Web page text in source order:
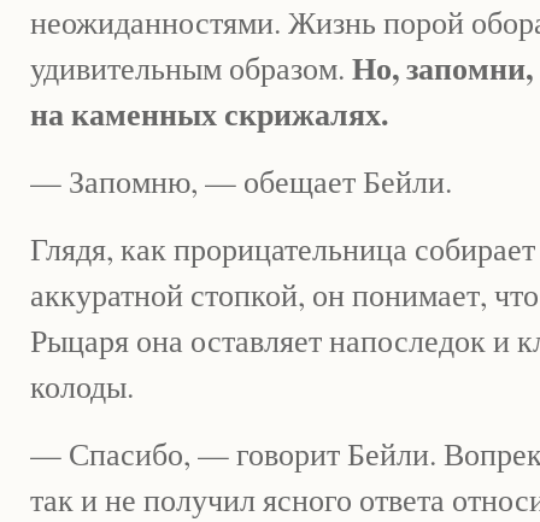
неожиданностями. Жизнь порой
удивительным образом. Но, запомни,
на каменных скрижалях.
— Запомню, — обещает Бейли.
Глядя, как прорицательница
аккуратной стопкой, он понимает,
Рыцаря она оставляет напоследок и
колоды.
— Спасибо, — говорит Бейли.
так и не получил ясного ответа